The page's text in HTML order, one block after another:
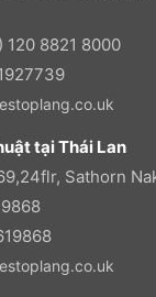
8821 8000
tại Thái Lan
Sathorn